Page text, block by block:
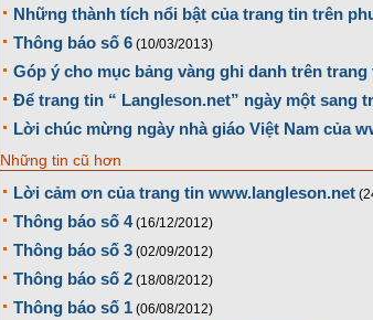
Những thành tích nổi bật của trang tin trên
Thông báo số 6 (10/03/2013)
Góp ý cho mục bảng vàng ghi danh trên
Để trang tin “ Langleson.net” ngày một sang
Lời chúc mừng ngày nhà giáo Việt Nam của
Những tin cũ hơn
Lời cảm ơn của trang tin www.langleson.net
Thông báo số 4 (16/12/2012)
Thông báo số 3 (02/09/2012)
Thông báo số 2 (18/08/2012)
Thông báo số 1 (06/08/2012)